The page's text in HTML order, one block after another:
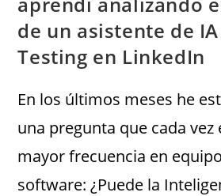
de un asistente de
Testing en LinkedIn
En los últimos meses he
una pregunta que cada vez
mayor frecuencia en
software: ¿Puede la